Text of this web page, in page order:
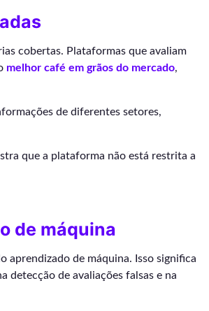
cobertas. Plataformas que avaliam
melhor café em grãos do mercado,
de diferentes setores,
que a plataforma não está restrita a
de máquina
aprendizado de máquina. Isso significa
detecção de avaliações falsas e na